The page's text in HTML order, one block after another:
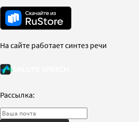
На сайте работает синтез речи
Рассылка: